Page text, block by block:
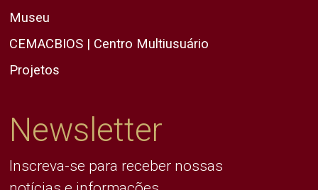
Museu
CEMACBIOS | Centro Multiusuário
Projetos
Newsletter
Inscreva-se para receber nossas